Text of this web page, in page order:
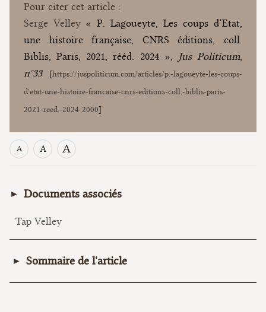
A A A
Documents associés
Tap Velley
Sommaire de l'article
Pour citer cet article :
Serge Velley « P. Lagoueyte, Les coups d’Etat,
une histoire française, CNRS éditions, coll.
Biblis, Paris, 2021, rééd. 2024 », Jus Politicum,
n°33[https://juspoliticum.com/articles/p.-lagoueyte-les-coups-
d'etat-une-histoire-francaise-cnrs-editions-coll.-biblis-paris-
2021-reed.-2024-2000]